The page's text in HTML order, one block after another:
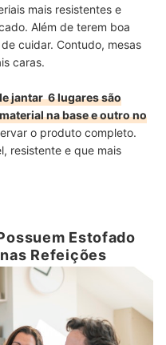
mais resistentes e
Além de terem boa
cuidar. Contudo, mesas
caras.
jantar 6 lugares são
na base e outro no
o produto completo.
resistente e que mais
Estofado
Refeições